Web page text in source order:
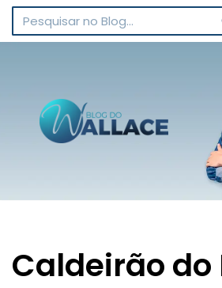
Pular
conteúdo
Caldeirão do